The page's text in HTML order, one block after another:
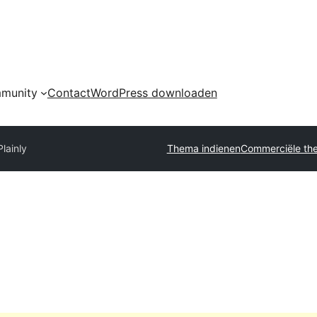
ContactWordPress downloaden
Thema indienenCommerciële